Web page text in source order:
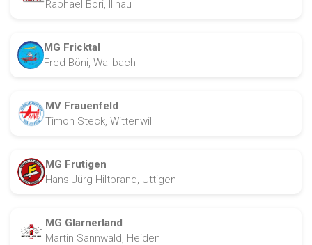
Raphael Bori, Illnau
MG Fricktal
Fred Böni, Wallbach
MV Frauenfeld
Timon Steck, Wittenwil
MG Frutigen
Hans-Jürg Hiltbrand, Uttigen
MG Glarnerland
Martin Sannwald, Heiden